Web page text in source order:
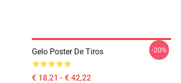
Gelo Poster De Tiros
€ 18,21 - € 42,22
-20%